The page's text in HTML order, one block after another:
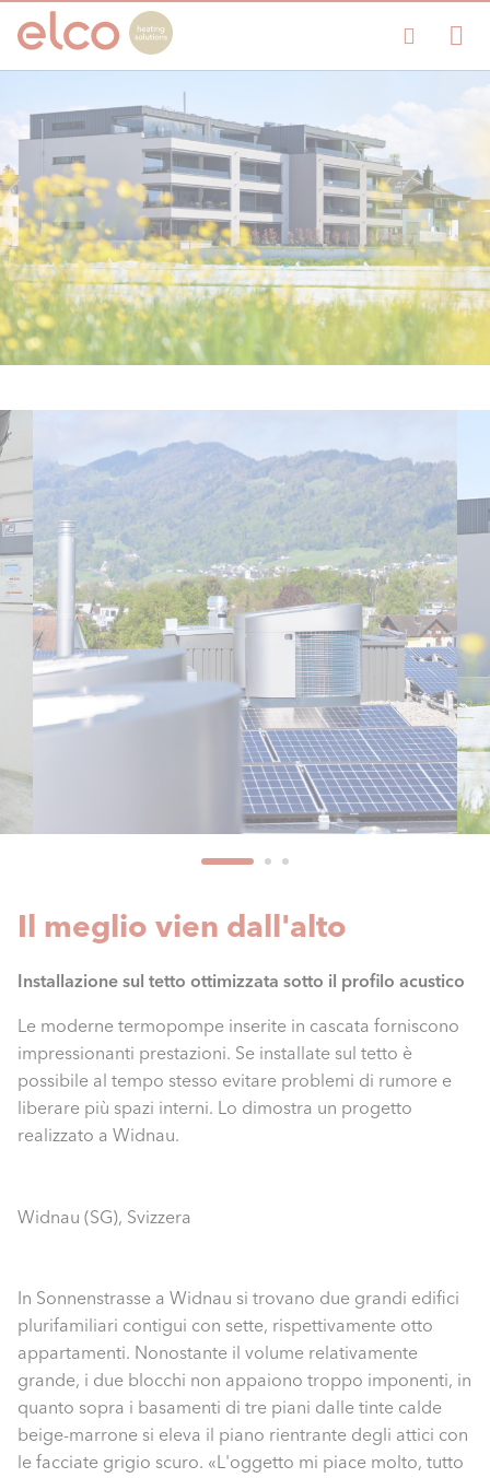
Il meglio vien dall'alto
Installazione sul tetto ottimizzata sotto il profilo acustico
Le moderne termopompe inserite in cascata forniscono
impressionanti prestazioni. Se installate sul tetto è
possibile al tempo stesso evitare problemi di rumore e
liberare più spazi interni. Lo dimostra un progetto
realizzato a Widnau.
Widnau (SG), Svizzera
In Sonnenstrasse a Widnau si trovano due grandi edifici
plurifamiliari contigui con sette, rispettivamente otto
appartamenti. Nonostante il volume relativamente
grande, i due blocchi non appaiono troppo imponenti, in
quanto sopra i basamenti di tre piani dalle tinte calde
beige-marrone si eleva il piano rientrante degli attici con
le facciate grigio scuro. «L'oggetto mi piace molto, tutto